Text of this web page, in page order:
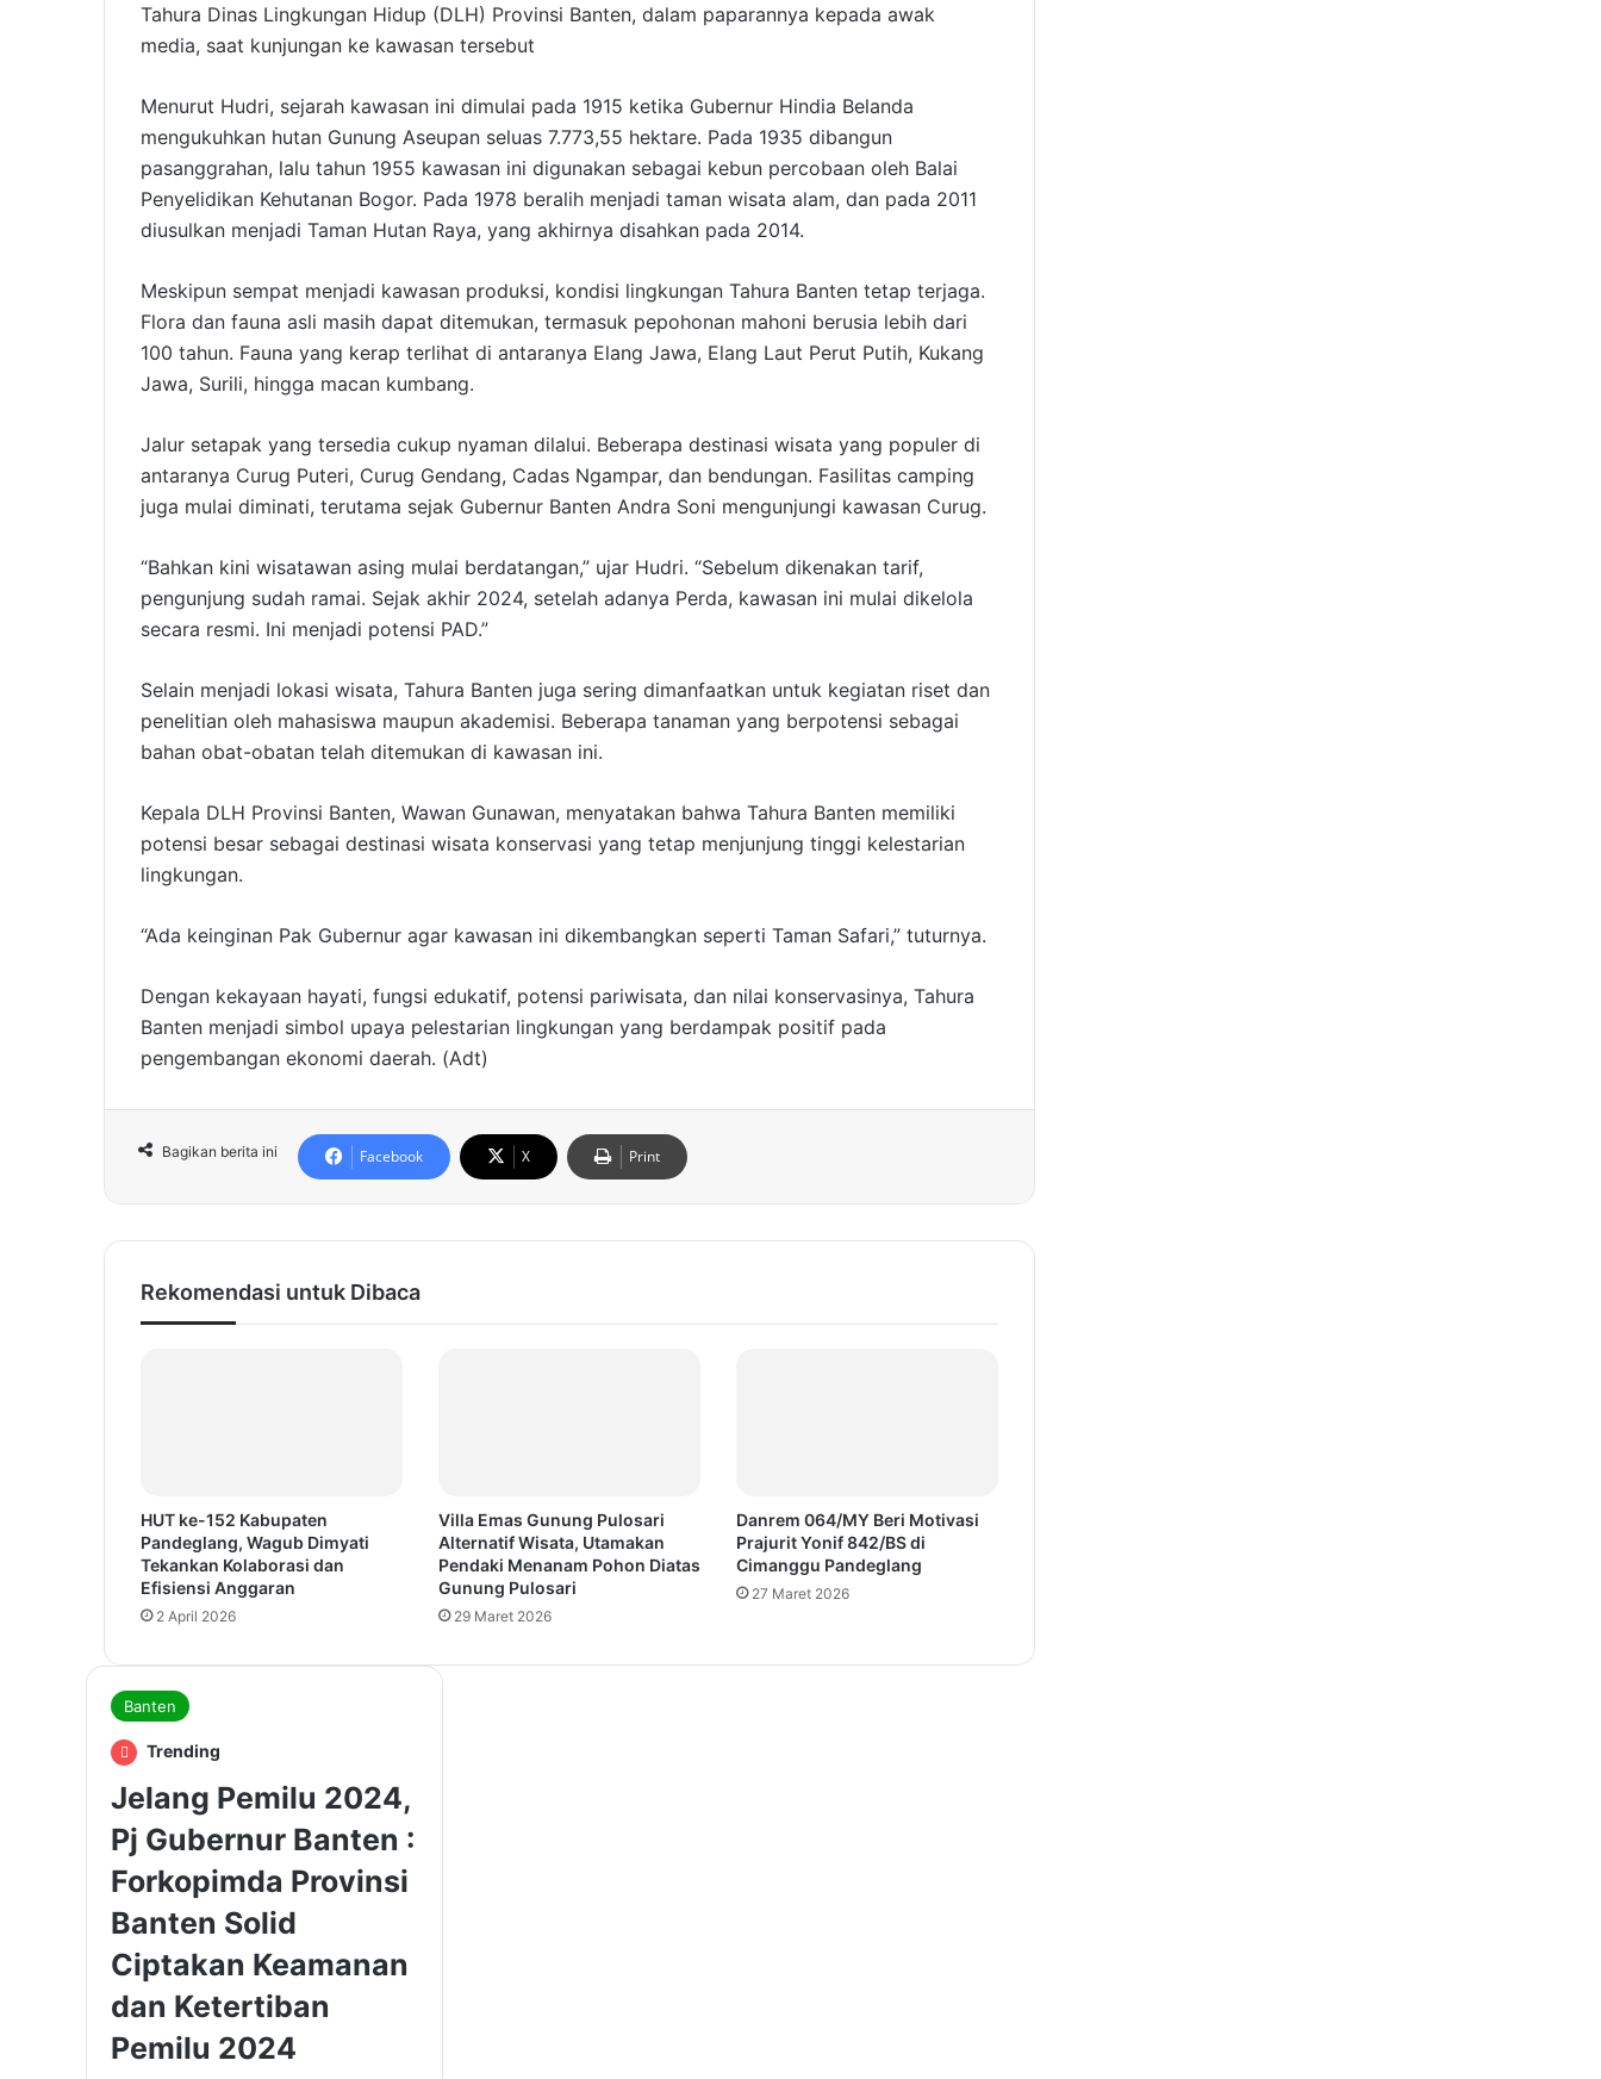
Tahura Dinas Lingkungan Hidup (DLH) Provinsi Banten, dalam paparannya kepada awak
media, saat kunjungan ke kawasan tersebut
Menurut Hudri, sejarah kawasan ini dimulai pada 1915 ketika Gubernur Hindia Belanda
mengukuhkan hutan Gunung Aseupan seluas 7.773,55 hektare. Pada 1935 dibangun
pasanggrahan, lalu tahun 1955 kawasan ini digunakan sebagai kebun percobaan oleh Balai
Penyelidikan Kehutanan Bogor. Pada 1978 beralih menjadi taman wisata alam, dan pada 2011
diusulkan menjadi Taman Hutan Raya, yang akhirnya disahkan pada 2014.
Meskipun sempat menjadi kawasan produksi, kondisi lingkungan Tahura Banten tetap terjaga.
Flora dan fauna asli masih dapat ditemukan, termasuk pepohonan mahoni berusia lebih dari
100 tahun. Fauna yang kerap terlihat di antaranya Elang Jawa, Elang Laut Perut Putih, Kukang
Jawa, Surili, hingga macan kumbang.
Jalur setapak yang tersedia cukup nyaman dilalui. Beberapa destinasi wisata yang populer di
antaranya Curug Puteri, Curug Gendang, Cadas Ngampar, dan bendungan. Fasilitas camping
juga mulai diminati, terutama sejak Gubernur Banten Andra Soni mengunjungi kawasan Curug.
“Bahkan kini wisatawan asing mulai berdatangan,” ujar Hudri. “Sebelum dikenakan tarif,
pengunjung sudah ramai. Sejak akhir 2024, setelah adanya Perda, kawasan ini mulai dikelola
secara resmi. Ini menjadi potensi PAD.”
Selain menjadi lokasi wisata, Tahura Banten juga sering dimanfaatkan untuk kegiatan riset dan
penelitian oleh mahasiswa maupun akademisi. Beberapa tanaman yang berpotensi sebagai
bahan obat-obatan telah ditemukan di kawasan ini.
Kepala DLH Provinsi Banten, Wawan Gunawan, menyatakan bahwa Tahura Banten memiliki
potensi besar sebagai destinasi wisata konservasi yang tetap menjunjung tinggi kelestarian
lingkungan.
“Ada keinginan Pak Gubernur agar kawasan ini dikembangkan seperti Taman Safari,” tuturnya.
Dengan kekayaan hayati, fungsi edukatif, potensi pariwisata, dan nilai konservasinya, Tahura
Banten menjadi simbol upaya pelestarian lingkungan yang berdampak positif pada
pengembangan ekonomi daerah. (Adt)
Bagikan berita ini Facebook X Print
Rekomendasi untuk Dibaca
HUT ke-152 Kabupaten
Pandeglang, Wagub Dimyati
Tekankan Kolaborasi dan
Efisiensi Anggaran
2 April 2026
Villa Emas Gunung Pulosari
Alternatif Wisata, Utamakan
Pendaki Menanam Pohon Diatas
Gunung Pulosari
29 Maret 2026
Danrem 064/MY Beri Motivasi
Prajurit Yonif 842/BS di
Cimanggu Pandeglang
27 Maret 2026